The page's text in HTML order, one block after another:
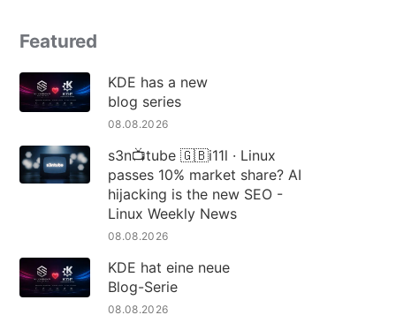
Featured
KDE has a new
blog series
08.08.2026
s3n📺tube 🇬🇧i11l · Linux
passes 10% market share? AI
hijacking is the new SEO -
Linux Weekly News
08.08.2026
KDE hat eine neue
Blog-Serie
08.08.2026